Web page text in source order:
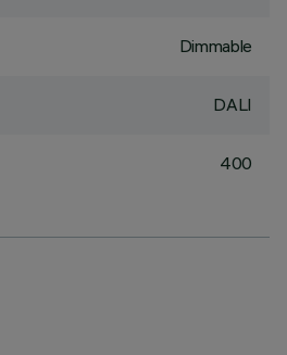
Dimmable
DALI
400